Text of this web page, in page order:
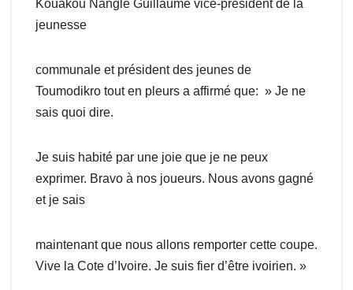
Kouakou Nangle Guillaume vice-président de la
jeunesse
communale et président des jeunes de
Toumodikro tout en pleurs a affirmé que: » Je ne
sais quoi dire.
Je suis habité par une joie que je ne peux
exprimer. Bravo à nos joueurs. Nous avons gagné
et je sais
maintenant que nous allons remporter cette coupe.
Vive la Cote d’Ivoire. Je suis fier d’être ivoirien. »